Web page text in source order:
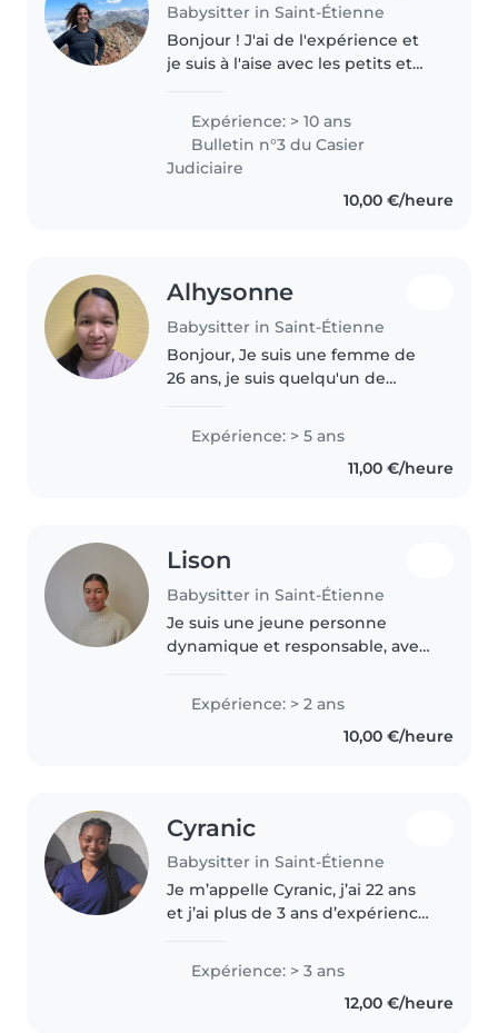
Babysitter in Saint-Étienne
Bonjour ! J'ai de l'expérience et
je suis à l'aise avec les petits et
avec des jeux de société, des
chansons, des activités
manuelles ou avec de la..
Expérience: > 10 ans
Bulletin n°3 du Casier
Judiciaire
10,00 €/heure
Alhysonne
Babysitter in Saint-Étienne
Bonjour, Je suis une femme de
26 ans, je suis quelqu'un de
attentionnée. J'ai mon CAP AEPE
et je travaille en crèche depuis 3
ans, donc je saurai m'occuper..
Expérience: > 5 ans
11,00 €/heure
Lison
Babysitter in Saint-Étienne
Je suis une jeune personne
dynamique et responsable, avec
des enfants d'âge préscolaire et
scolaire. Je suis à l'aise..
Expérience: > 2 ans
10,00 €/heure
Cyranic
Babysitter in Saint-Étienne
Je m’appelle Cyranic, j’ai 22 ans
et j’ai plus de 3 ans d’expérience
baby-sitter est pour moi un vrai
plaisir : j’aime partager des
Expérience: > 3 ans
12,00 €/heure